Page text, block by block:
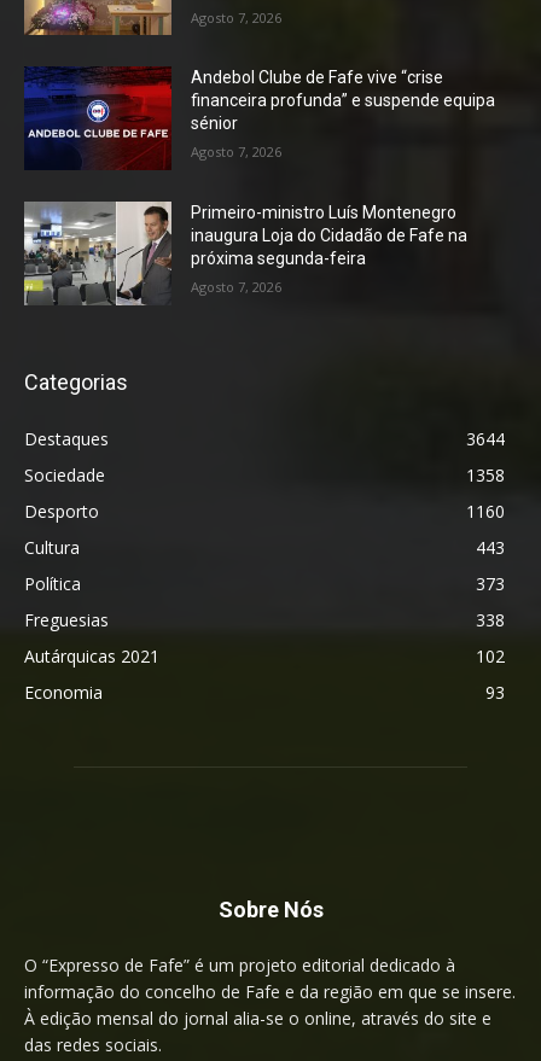
Agosto 7, 2026
Andebol Clube de Fafe vive “crise
financeira profunda” e suspende equipa
sénior
Agosto 7, 2026
Primeiro-ministro Luís Montenegro
inaugura Loja do Cidadão de Fafe na
próxima segunda-feira
Agosto 7, 2026
Categorias
Destaques
3644
Sociedade
1358
Desporto
1160
Cultura
443
Política
373
Freguesias
338
Autárquicas 2021
102
Economia
93
Sobre Nós
O “Expresso de Fafe” é um projeto editorial dedicado à
informação do concelho de Fafe e da região em que se insere.
À edição mensal do jornal alia-se o online, através do site e
das redes sociais.